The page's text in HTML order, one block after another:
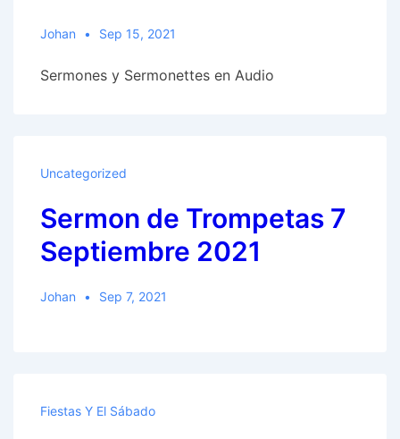
Johan Sep 15, 2021
Sermones y Sermonettes en Audio
Uncategorized
Sermon de Trompetas 7
Septiembre 2021
Johan Sep 7, 2021
Fiestas Y El Sábado